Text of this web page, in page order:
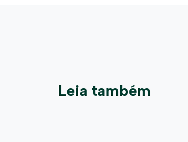
Leia também